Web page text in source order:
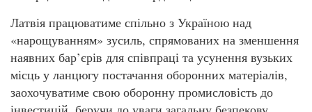
Латвія працюватиме спільно з Україною над
«нарощуванням» зусиль, спрямованих на зменшення
наявних бар’єрів для співпраці та усунення вузьких
місць у ланцюгу постачання оборонних матеріалів,
заохочуватиме свою оборонну промисловість до